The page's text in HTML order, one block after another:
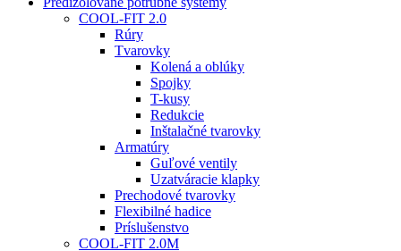
COOL-FIT 2.0
Rúry
Tvarovky
Kolená a oblúky
Spojky
T-kusy
Redukcie
Inštalačné tvarovky
Armatúry
Guľové ventily
Uzatváracie klapky
Prechodové tvarovky
Flexibilné hadice
Príslušenstvo
COOL-FIT 2.0M